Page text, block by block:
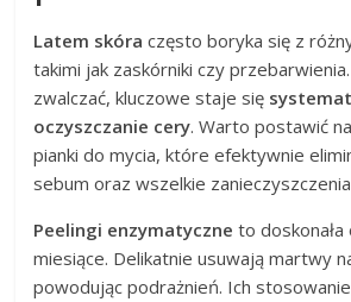
Latem skóra często boryka się z
takimi jak zaskórniki czy
zwalczać, kluczowe staje się
oczyszczanie cery. Warto postawić
pianki do mycia, które efektywnie
sebum oraz wszelkie
Peelingi enzymatyczne to
miesiące. Delikatnie usuwają martwy
powodując podrażnień. Ich